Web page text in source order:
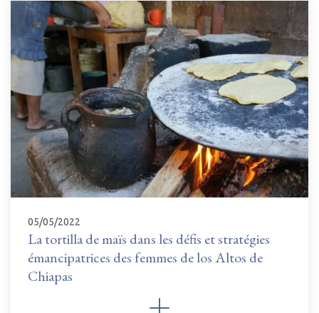
05/05/2022
La tortilla de maïs dans les défis et stratégies
émancipatrices des femmes de los Altos de
Chiapas